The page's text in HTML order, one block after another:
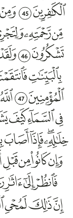
45
46
47